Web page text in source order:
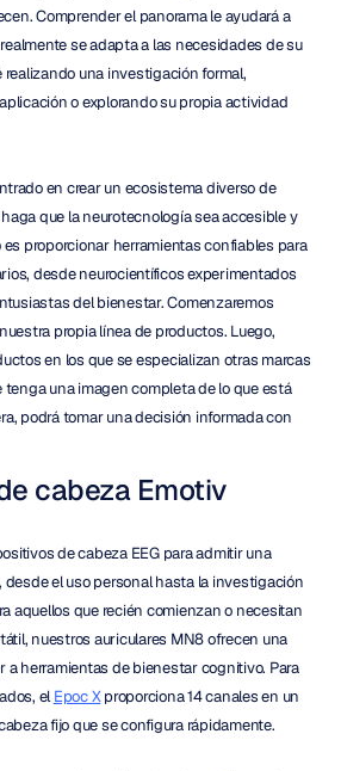
Comprender el panorama le ayudará a
se adapta a las necesidades de su
una investigación formal,
o explorando su propia actividad
en crear un ecosistema diverso de
que la neurotecnología sea accesible y
proporcionar herramientas confiables para
desde neurocientíficos experimentados
del bienestar. Comenzaremos
propia línea de productos. Luego,
en los que se especializan otras marcas
tenga una imagen completa de lo que está
podrá tomar una decisión informada con
cabeza Emotiv
de cabeza EEG para admitir una
el uso personal hasta la investigación
aquellos que recién comienzan o necesitan
nuestros auriculares MN8 ofrecen una
a herramientas de bienestar cognitivo. Para
el Epoc X proporciona 14 canales en un
fijo que se configura rápidamente.